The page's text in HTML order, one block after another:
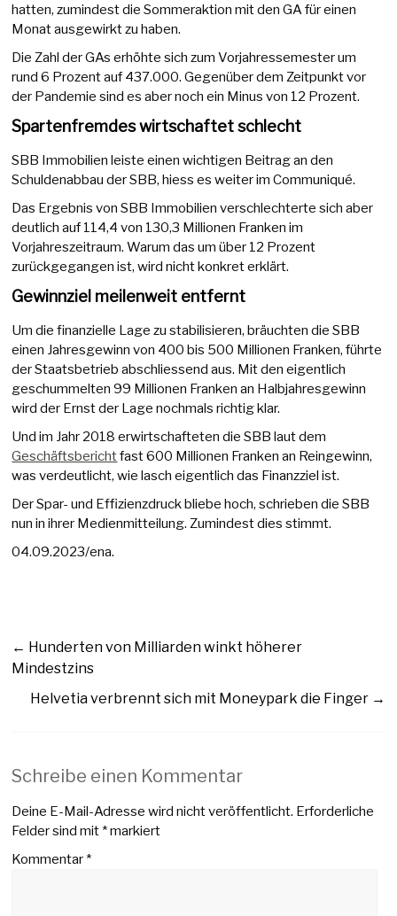
hatten, zumindest die Sommeraktion mit den GA für einen
Monat ausgewirkt zu haben.
Die Zahl der GAs erhöhte sich zum Vorjahressemester um
rund 6 Prozent auf 437.000. Gegenüber dem Zeitpunkt vor
der Pandemie sind es aber noch ein Minus von 12 Prozent.
Spartenfremdes wirtschaftet schlecht
SBB Immobilien leiste einen wichtigen Beitrag an den
Schuldenabbau der SBB, hiess es weiter im Communiqué.
Das Ergebnis von SBB Immobilien verschlechterte sich aber
deutlich auf 114,4 von 130,3 Millionen Franken im
Vorjahreszeitraum. Warum das um über 12 Prozent
zurückgegangen ist, wird nicht konkret erklärt.
Gewinnziel meilenweit entfernt
Um die finanzielle Lage zu stabilisieren, bräuchten die SBB
einen Jahresgewinn von 400 bis 500 Millionen Franken, führte
der Staatsbetrieb abschliessend aus. Mit den eigentlich
geschummelten 99 Millionen Franken an Halbjahresgewinn
wird der Ernst der Lage nochmals richtig klar.
Und im Jahr 2018 erwirtschafteten die SBB laut dem
Geschäftsberichtfast 600 Millionen Franken an Reingewinn,
was verdeutlicht, wie lasch eigentlich das Finanzziel ist.
Der Spar- und Effizienzdruck bliebe hoch, schrieben die SBB
nun in ihrer Medienmitteilung. Zumindest dies stimmt.
04.09.2023/ena.
← Hunderten von Milliarden winkt höherer
Mindestzins
Helvetia verbrennt sich mit Moneypark die Finger →
Schreibe einen Kommentar
Deine E-Mail-Adresse wird nicht veröffentlicht. Erforderliche
Felder sind mit*markiert
Kommentar*